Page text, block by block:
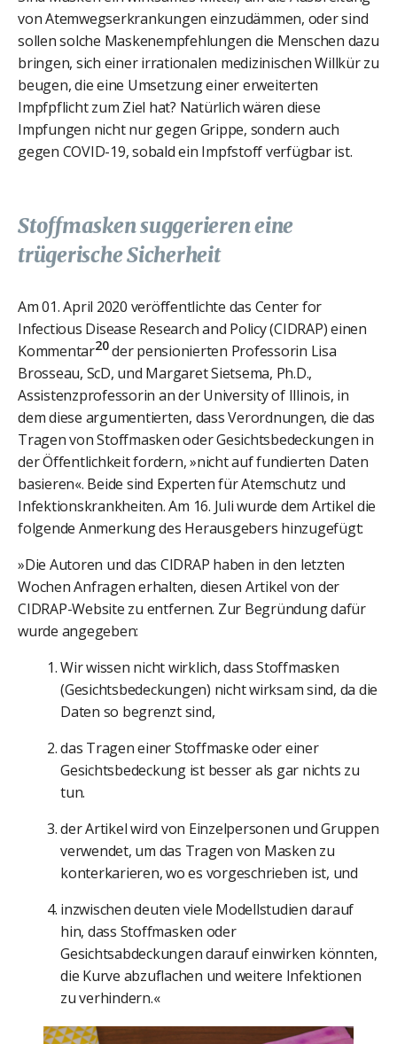
von Atemwegserkrankungen einzudämmen, oder sind
sollen solche Maskenempfehlungen die Menschen dazu
bringen, sich einer irrationalen medizinischen Willkür zu
beugen, die eine Umsetzung einer erweiterten
Impfpflicht zum Ziel hat? Natürlich wären diese
Impfungen nicht nur gegen Grippe, sondern auch
gegen COVID-19, sobald ein Impfstoff verfügbar ist.
Stoffmasken suggerieren eine
trügerische Sicherheit
Am 01. April 2020 veröffentlichte das Center for
Infectious Disease Research and Policy (CIDRAP) einen
Kommentar20der pensionierten Professorin Lisa
Brosseau, ScD, und Margaret Sietsema, Ph.D.,
Assistenzprofessorin an der University of Illinois, in
dem diese argumentierten, dass Verordnungen, die das
Tragen von Stoffmasken oder Gesichtsbedeckungen in
der Öffentlichkeit fordern, »nicht auf fundierten Daten
basieren«. Beide sind Experten für Atemschutz und
Infektionskrankheiten. Am 16. Juli wurde dem Artikel die
folgende Anmerkung des Herausgebers hinzugefügt:
»Die Autoren und das CIDRAP haben in den letzten
Wochen Anfragen erhalten, diesen Artikel von der
CIDRAP-Website zu entfernen. Zur Begründung dafür
wurde angegeben:
Wir wissen nicht wirklich, dass Stoffmasken
(Gesichtsbedeckungen) nicht wirksam sind, da die
Daten so begrenzt sind,
das Tragen einer Stoffmaske oder einer
Gesichtsbedeckung ist besser als gar nichts zu
tun.
der Artikel wird von Einzelpersonen und Gruppen
verwendet, um das Tragen von Masken zu
konterkarieren, wo es vorgeschrieben ist, und
inzwischen deuten viele Modellstudien darauf
hin, dass Stoffmasken oder
Gesichtsabdeckungen darauf einwirken könnten,
die Kurve abzuflachen und weitere Infektionen
zu verhindern.«